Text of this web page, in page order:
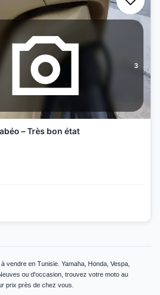
3
– Très bon état
vendre en Tunisie. Yamaha, Honda, Vespa,
ou d'occasion, trouvez votre moto au
prix près de chez vous.